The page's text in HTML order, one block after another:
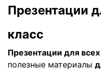
Презентации
класс
Презентации для
полезные материалы